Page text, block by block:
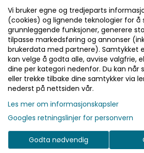
4.3/5
BASERT PÅ 61 STEMMER
Forfatter:
Freddy Johnsen
Dato:
06.07.2026
Tekst:
Super!
Vi bruker egne og tredjeparts
(cookies) og lignende teknologier for å
grunnleggende funksjoner, generere
tilpasse markedsføring og annonser
brukerdata med partnere). Samtykket
kan velge å godta alle, avvise valgfrie,
dine per kategori nedenfor. Du kan når
eller trekke tilbake dine samtykker via
nederst på nettsiden vår.
Les mer om informasjonskapsler
Googles retningslinjer for personvern
Godta nødvendig